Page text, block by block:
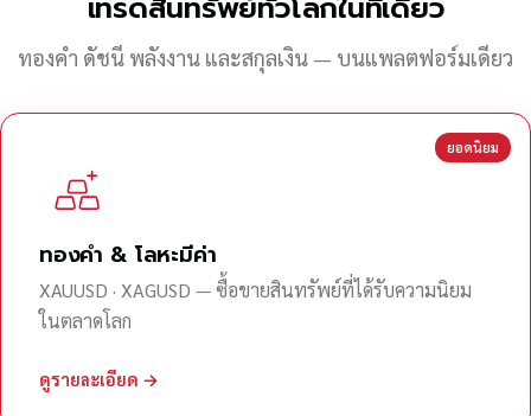
ทองคำ ดัชนี พลังงาน และสกุลเงิน — บนแพลตฟอร์มเดียว
ยอดนิยม
ทองคำ & โลหะมีค่า
XAUUSD · XAGUSD — ซื้อขายสินทรัพย์ที่ได้รับความนิยม
ในตลาดโลก
ดูรายละเอียด →